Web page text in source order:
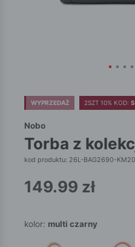
WYPRZEDAŻ 2SZT 10% KOD:
Nobo
torba z
kod produktu: 26L-BAG2690-KM20
149.99 zł
kolor: multi czarny